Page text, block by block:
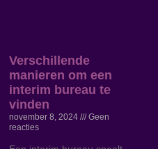
Verschillende
manieren om een
interim bureau te
vinden
november 8, 2024
Geen
reacties